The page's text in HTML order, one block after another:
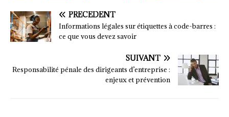
PRÉCÉDENT
Informations légales sur étiquettes à code-barres :
ce que vous devez savoir
SUIVANT
Responsabilité pénale des dirigeants d’entreprise :
enjeux et prévention